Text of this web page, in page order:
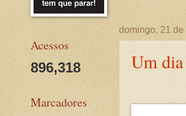
domingo, 21
Um
Acessos
896,318
Marcadores